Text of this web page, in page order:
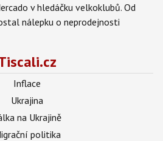
v hledáčku velkoklubů. Od
nálepku o neprodejnosti
Inflace
Ukrajina
na Ukrajině
politika